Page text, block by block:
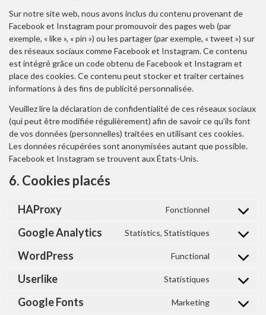
Sur notre site web, nous avons inclus du contenu provenant de
Facebook et Instagram pour promouvoir des pages web (par
exemple, « like », « pin ») ou les partager (par exemple, « tweet ») sur
des réseaux sociaux comme Facebook et Instagram. Ce contenu
est intégré grâce un code obtenu de Facebook et Instagram et
place des cookies. Ce contenu peut stocker et traiter certaines
informations à des fins de publicité personnalisée.
Veuillez lire la déclaration de confidentialité de ces réseaux sociaux
(qui peut être modifiée régulièrement) afin de savoir ce qu’ils font
de vos données (personnelles) traitées en utilisant ces cookies.
Les données récupérées sont anonymisées autant que possible.
Facebook et Instagram se trouvent aux États-Unis.
6. Cookies placés
HAProxy Fonctionnel CONSENT
Google Analytics Statistics, Statistiques CONSENT
WordPress Functional CONSENT
Userlike Statistiques CONSENT
Google Fonts Marketing CONSENT